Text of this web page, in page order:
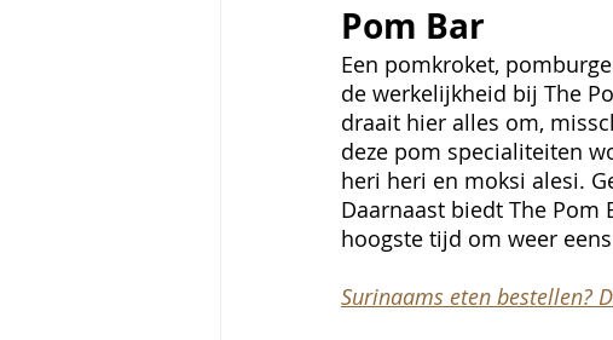
Pom Bar
Een pomkroket,
de werkelijkheid bij The
draait hier alles om,
deze pom specialiteiten
heri heri en moksi alesi.
Daarnaast biedt The Pom
hoogste tijd om weer
Surinaams eten bestellen?